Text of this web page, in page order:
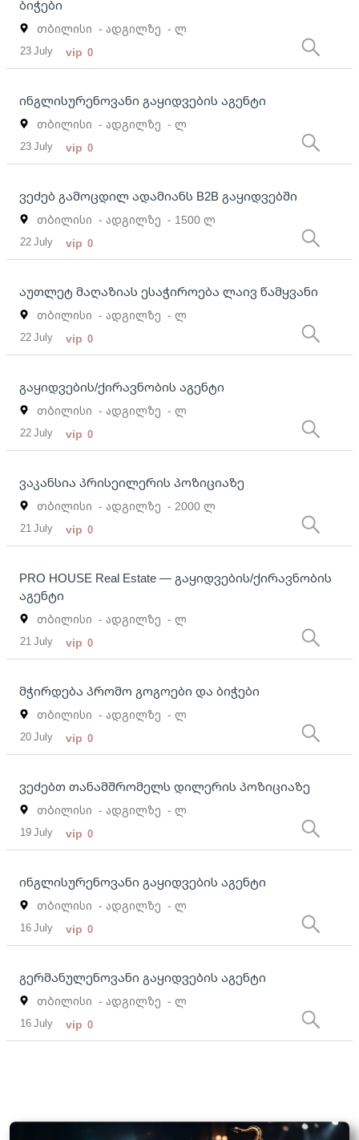
ბიჭები
თბილისი - ადგილზე - ლ
23 July vip 0
ინგლისურენოვანი გაყიდვების აგენტი
თბილისი - ადგილზე - ლ
23 July vip 0
ვეძებ გამოცდილ ადამიანს B2B გაყიდვებში
თბილისი - ადგილზე - 1500 ლ
22 July vip 0
აუთლეტ მაღაზიას ესაჭიროება ლაივ წამყვანი
თბილისი - ადგილზე - ლ
22 July vip 0
გაყიდვების/ქირავნობის აგენტი
თბილისი - ადგილზე - ლ
22 July vip 0
ვაკანსია პრისეილერის პოზიციაზე
თბილისი - ადგილზე - 2000 ლ
21 July vip 0
PRO HOUSE Real Estate — გაყიდვების/ქირავნობის
აგენტი
თბილისი - ადგილზე - ლ
21 July vip 0
მჭირდება პრომო გოგოები და ბიჭები
თბილისი - ადგილზე - ლ
20 July vip 0
ვეძებთ თანამშრომელს დილერის პოზიციაზე
თბილისი - ადგილზე - ლ
19 July vip 0
ინგლისურენოვანი გაყიდვების აგენტი
თბილისი - ადგილზე - ლ
16 July vip 0
გერმანულენოვანი გაყიდვების აგენტი
თბილისი - ადგილზე - ლ
16 July vip 0